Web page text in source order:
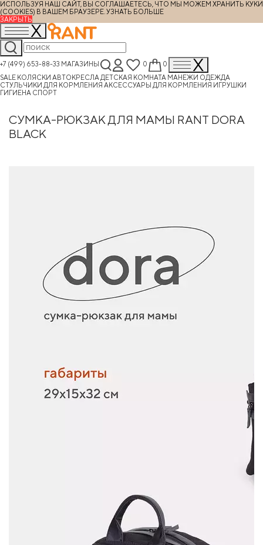
ИСПОЛЬЗУЯ НАШ САЙТ, ВЫ СОГЛАШАЕТЕСЬ, ЧТО МЫ МОЖЕМ ХРАНИТЬ КУКИ
(COOKIES) В ВАШЕМ БРАУЗЕРЕ. УЗНАТЬ БОЛЬШЕ
ЗАКРЫТЬ
+7 (499) 653-88-33 МАГАЗИНЫ 0
0
SALE КОЛЯСКИ АВТОКРЕСЛА ДЕТСКАЯ КОМНАТА МАНЕЖИ ОДЕЖДА
СТУЛЬЧИКИ ДЛЯ КОРМЛЕНИЯ АКСЕССУАРЫ ДЛЯ КОРМЛЕНИЯ ИГРУШКИ
ГИГИЕНА СПОРТ
СУМКА-РЮКЗАК ДЛЯ МАМЫ RANT DORA
BLACK